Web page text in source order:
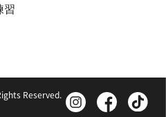
母 野球父 野球母
ームランバッター
した
習⁡
！
Reserved.